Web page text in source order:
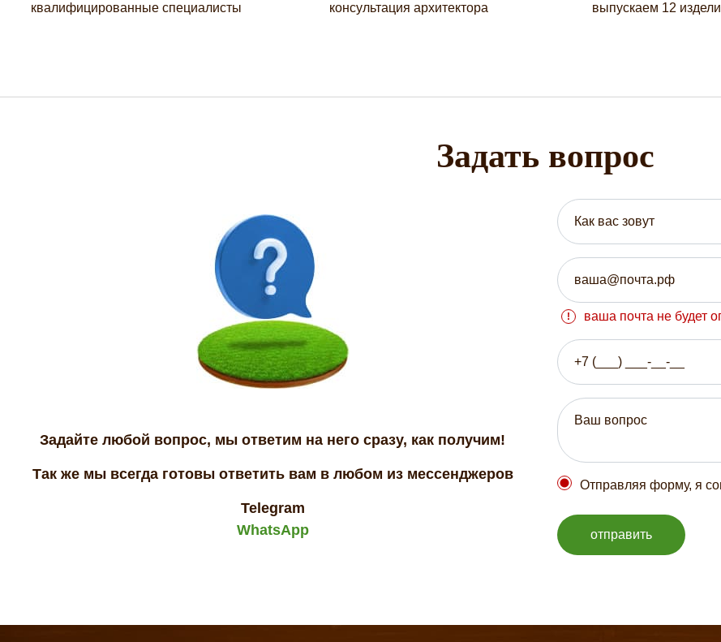
квалифицированные специалисты
консультация архитектора
выпускаем 12
Задать вопрос
Задайте любой вопрос, мы ответим на него сразу, как получим!
Так же мы всегда готовы ответить вам в любом из мессенджеров
Telegram
WhatsApp
ваша почта не будет
Отправляя форму, я
отправить